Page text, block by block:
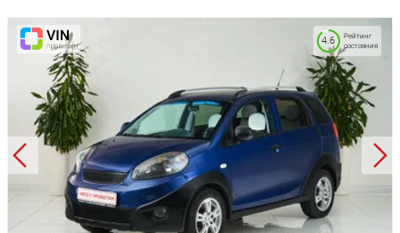
Рейтинг
состояния
4.6